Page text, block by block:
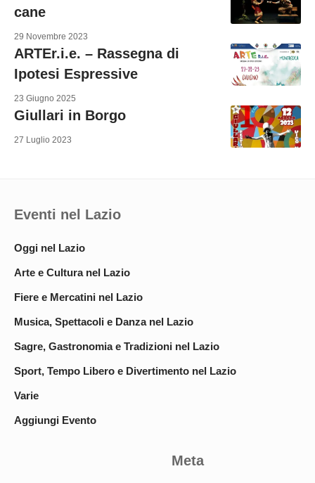
cane
29 Novembre 2023
ARTEr.i.e. – Rassegna di
Ipotesi Espressive
23 Giugno 2025
Giullari in Borgo
27 Luglio 2023
Eventi nel Lazio
Oggi nel Lazio
Arte e Cultura nel Lazio
Fiere e Mercatini nel Lazio
Musica, Spettacoli e Danza nel Lazio
Sagre, Gastronomia e Tradizioni nel Lazio
Sport, Tempo Libero e Divertimento nel Lazio
Varie
Aggiungi Evento
Meta